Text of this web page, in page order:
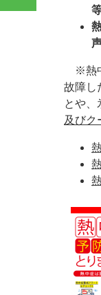
※熱
故障し
とや、
及びク